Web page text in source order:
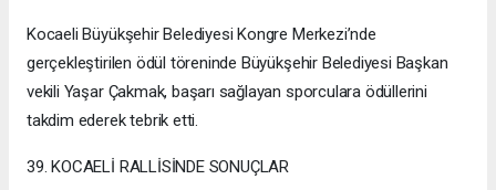
Kocaeli Büyükşehir Belediyesi Kongre Merkezi’nde
gerçekleştirilen ödül töreninde Büyükşehir Belediyesi Başkan
vekili Yaşar Çakmak, başarı sağlayan sporculara ödüllerini
takdim ederek tebrik etti.
39. KOCAELİ RALLİSİNDE SONUÇLAR